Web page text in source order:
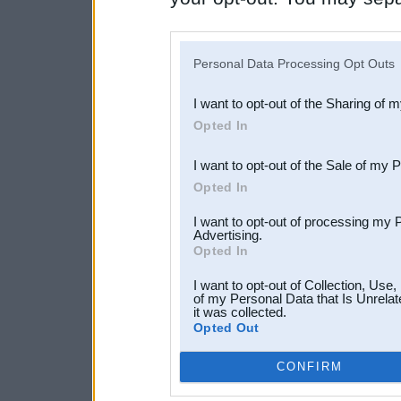
Downstream Participants
third parties.
Personal Data Processing Opt Outs
I want to opt-out of the Sharing of
Opted In
I want to opt-out of the Sale of my
Opted In
I want to opt-out of processing my
Advertising.
Opted In
I want to opt-out of Collection,
of my Personal Data that Is
it was collected.
Opted Out
CONFIRM